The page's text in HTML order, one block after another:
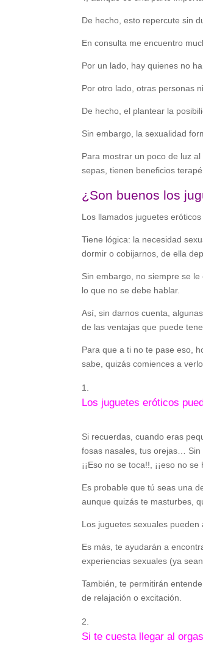
De hecho, esto repercute sin
En consulta me encuentro
Por un lado, hay quienes no
Por otro lado, otras personas
De hecho, el plantear la
Sin embargo, la sexualidad
Para mostrar un poco de luz
sepas, tienen beneficios
¿Son buenos los
Los llamados juguetes
Tiene lógica: la necesidad
dormir o cobijarnos, de ella
Sin embargo, no siempre se
lo que no se debe hablar.
Así, sin darnos cuenta,
de las ventajas que puede
Para que a ti no te pase eso,
sabe, quizás comiences a
Los juguetes eróticos
Si recuerdas, cuando eras
fosas nasales, tus orejas… Sin
¡¡Eso no se toca!!, ¡¡eso no se
Es probable que tú seas una
aunque quizás te masturbes,
Los juguetes sexuales
Es más, te ayudarán a
experiencias sexuales (ya
También, te permitirán
de relajación o excitación.
Si te cuesta llegar al